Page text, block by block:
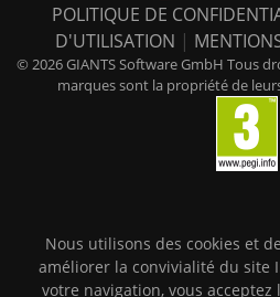
POLITIQUE DE
D'UTILISATION |
© 2026 GIANTS Software GmbH Tous
marques sont la propriété de
Nous utilisons des cookies et
améliorer la convivialité du site
votre navigation, vous